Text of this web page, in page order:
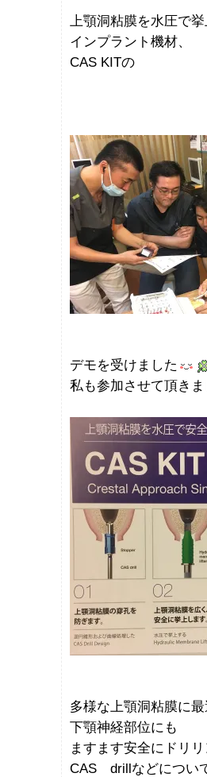
上顎洞粘膜を水圧で
インプラント機材、
CAS KITの
デモを受けました
私も参加させて頂きま
多様な上顎洞粘膜に最
下顎神経部位にも
ますます安全にドリ
CAS drillなどについ